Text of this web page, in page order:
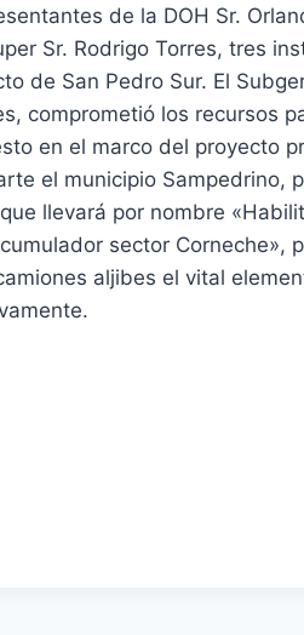
de la DOH Sr.
Sr. Rodrigo Torres, tres
de San Pedro Sur. El
comprometió los recursos
en el marco del proyecto
el municipio Sampedrino,
llevará por nombre
sector Corneche»,
aljibes el vital